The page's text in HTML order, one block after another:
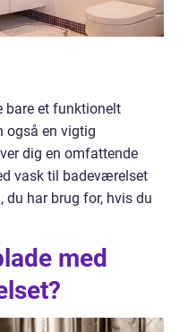
bare et funktionelt
også en vigtig
dig en omfattende
vask til badeværelset
har brug for, hvis du
med